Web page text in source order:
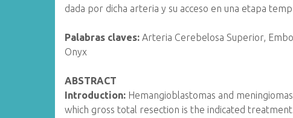
dada por dicha arteria y su acceso en una etapa
Palabras claves: Arteria Cerebelosa Superior,
Onyx
ABSTRACT
Introduction: Hemangioblastomas and
which gross total resection is the indicated